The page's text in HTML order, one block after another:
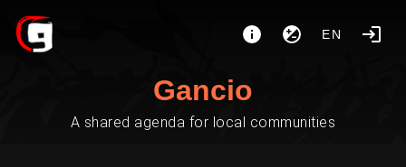
EN
Gancio
A shared agenda for local communities